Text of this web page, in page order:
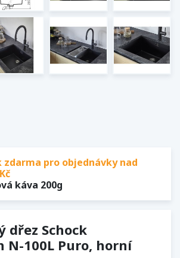
zdarma pro objednávky nad
káva 200g
dřez Schock
N-100L Puro, horní